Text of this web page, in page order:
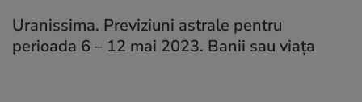
Uranissima. Previziuni astrale pentru
perioada 6 – 12 mai 2023. Banii sau viața